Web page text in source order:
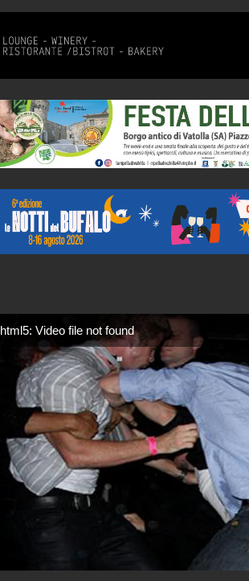
html5: Video file not found